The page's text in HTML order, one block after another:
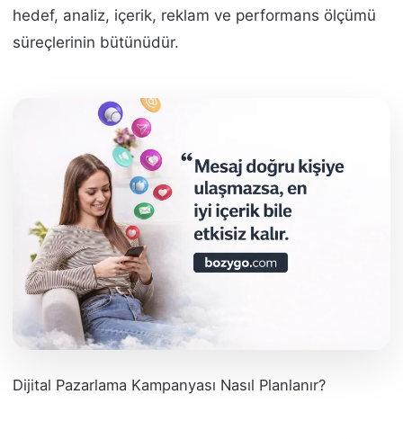
hedef, analiz, içerik, reklam ve performans ölçümü
süreçlerinin bütünüdür.
Dijital Pazarlama Kampanyası Nasıl Planlanır?